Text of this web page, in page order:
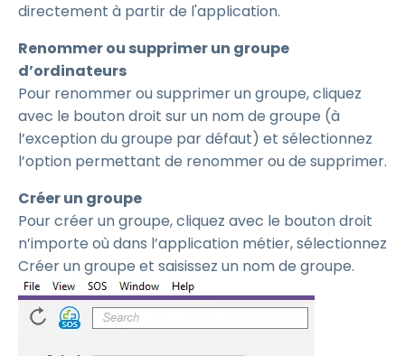
directement à partir de l'application.
Renommer ou supprimer un groupe
d’ordinateurs
Pour renommer ou supprimer un groupe, cliquez
avec le bouton droit sur un nom de groupe (à
l’exception du groupe par défaut) et sélectionnez
l’option permettant de renommer ou de supprimer.
Créer un groupe
Pour créer un groupe, cliquez avec le bouton droit
n’importe où dans l’application métier, sélectionnez
Créer un groupe et saisissez un nom de groupe.